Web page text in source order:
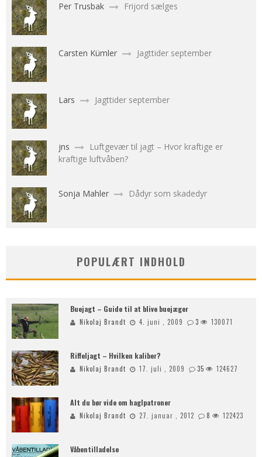
Per Trusbak Frijord sælges
Carsten Kümler Jagttider september
Lars Jagttider september
jns
Luftgevær til jagt – Hvor kraftige er
kraftige luftvåben?
Sonja Mahler Dådyr som skadedyr
POPULÆRT INDHOLD
Buejagt – Guide til at blive buejæger
Nikolaj Brandt 4. juni , 2009 3 130071
Riffeljagt – Hvilken kaliber?
Nikolaj Brandt 17. juli , 2009 35 124627
Alt du bør vide om haglpatroner
Nikolaj Brandt 27. januar , 2012 8 122423
Våbentilladelse